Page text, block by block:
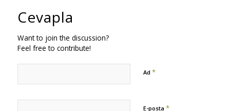
Cevapla
Want to join the discussion?
Feel free to contribute!
Ad *
E-posta *